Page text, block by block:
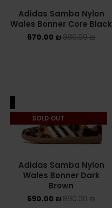
Adidas Samba Nylon
Wales Bonner Core Black
880.00₪
670.00 ₪
SOLD OUT
Adidas Samba Nylon
Wales Bonner Dark
Brown
890.00₪
690.00 ₪